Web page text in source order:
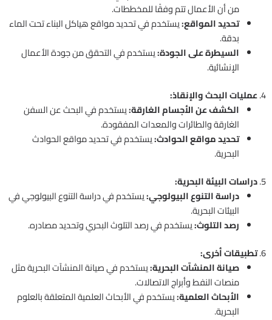
من أن الأعمال تتم وفقًا للمخططات.
تحديد المواقع:يستخدم في تحديد مواقع هياكل البناء تحت الماء
بدقة.
السيطرة على الجودة:يستخدم في التحقق من جودة الأعمال
الإنشائية.
4. عمليات البحث والإنقاذ:
الكشف عن الأجسام الغارقة:يستخدم في البحث عن السفن
الغارقة والطائرات والمعدات المفقودة.
تحديد مواقع الحوادث:يستخدم في تحديد مواقع الحوادث
البحرية.
5. دراسات البيئة البحرية:
دراسة التنوع البيولوجي:يستخدم في دراسة التنوع البيولوجي في
البيئات البحرية.
رصد التلوث:يستخدم في رصد التلوث البحري وتحديد مصادره.
6. تطبيقات أخرى:
صيانة المنشآت البحرية:يستخدم في صيانة المنشآت البحرية مثل
منصات النفط وأبراج الاتصالات.
الأبحاث العلمية:يستخدم في الأبحاث العلمية المتعلقة بالعلوم
البحرية.